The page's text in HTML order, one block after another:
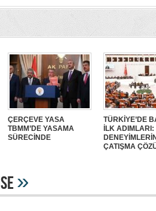
ÇERÇEVE YASA
TBMM’DE YASAMA
SÜRECİNDE
TÜRKİYE’DE
İLK
ÇATIŞMA
»